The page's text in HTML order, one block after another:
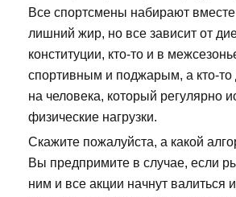
Все спортсмены набирают
лишний жир, но все зависит от
конституции, кто-то и в
спортивным и поджарым, а кто-
на человека, который регулярно
физические нагрузки.
Скажите пожалуйста, а какой
Вы предпримите в случае, если
ним и все акции начнут валиться